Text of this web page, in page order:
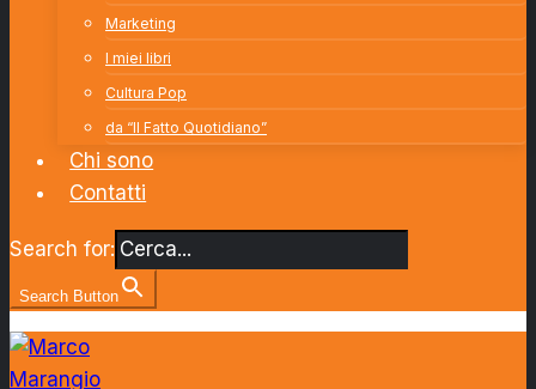
Marketing
I miei libri
Cultura Pop
da “Il Fatto Quotidiano”
Chi sono
Contatti
Search for:
Search Button